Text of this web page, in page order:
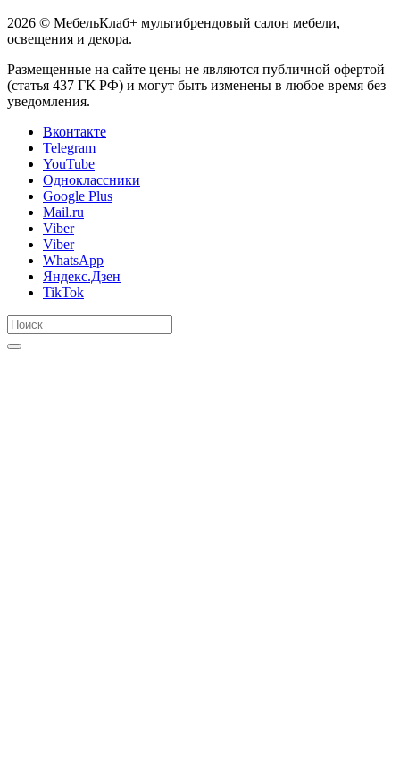
2026 © МебельКлаб+ мультибрендовый салон мебели,
освещения и декора.
Размещенные на сайте цены не являются публичной офертой
(статья 437 ГК РФ) и могут быть изменены в любое время без
уведомления.
Вконтакте
Telegram
YouTube
Одноклассники
Google Plus
Mail.ru
Viber
Viber
WhatsApp
Яндекс.Дзен
TikTok